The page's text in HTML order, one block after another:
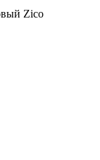
Zico